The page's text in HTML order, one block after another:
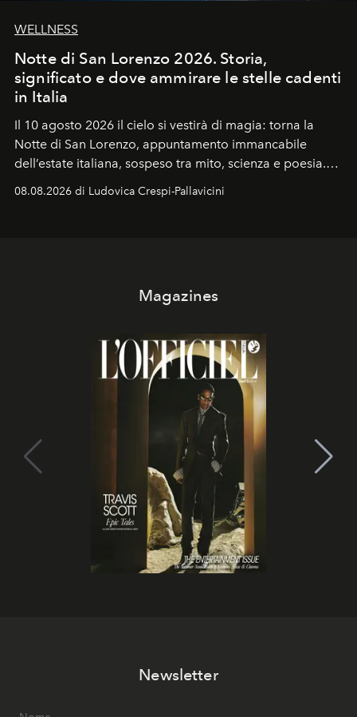
WELLNESS
Notte di San Lorenzo 2026. Storia,
significato e dove ammirare le stelle cadenti
in Italia
Il 10 agosto 2026 il cielo si vestirà di magia: torna la
Notte di San Lorenzo, appuntamento immancabile
dell’estate italiana, sospeso tra mito, scienza e poesia.
Sarà il momento in cui gli occhi si alzano verso la volta
celeste per seguire il passaggio delle
08.08.2026 di Ludovica Crespi-Pallavicini
Magazines
Newsletter